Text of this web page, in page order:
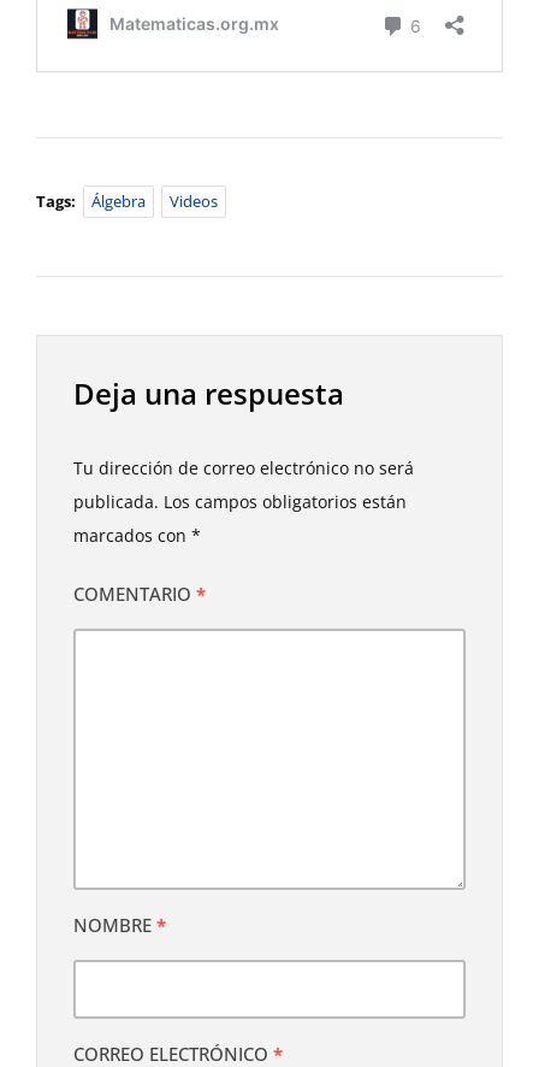
Tags: Álgebra Videos
Deja una respuesta
Tu dirección de correo electrónico no será
publicada. Los campos obligatorios están
marcados con *
COMENTARIO *
NOMBRE *
CORREO ELECTRÓNICO *